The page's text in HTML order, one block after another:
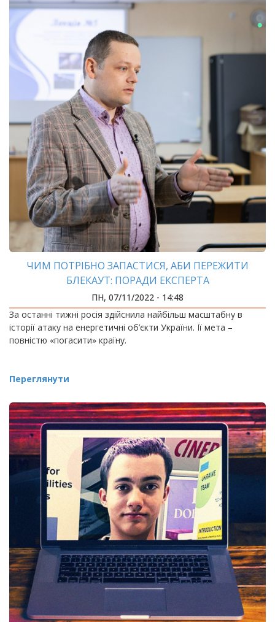
ЧИМ ПОТРІБНО ЗАПАСТИСЯ, АБИ ПЕРЕЖИТИ
БЛЕКАУТ: ПОРАДИ ЕКСПЕРТА
ПН, 07/11/2022 - 14:48
За останні тижні росія здійснила найбільш масштабну в
історії атаку на енергетичні об’єкти України. Її мета –
повністю «погасити» країну.
Переглянути